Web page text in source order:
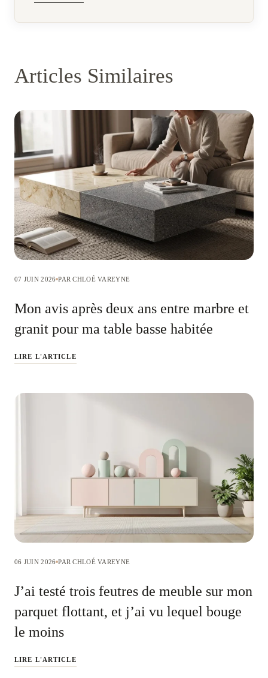
Articles Similaires
07 JUIN 2026 PAR CHLOÉ VAREYNE
Mon avis après deux ans entre marbre et
granit pour ma table basse habitée
LIRE L'ARTICLE
06 JUIN 2026 PAR CHLOÉ VAREYNE
J’ai testé trois feutres de meuble sur mon
parquet flottant, et j’ai vu lequel bouge
le moins
LIRE L'ARTICLE